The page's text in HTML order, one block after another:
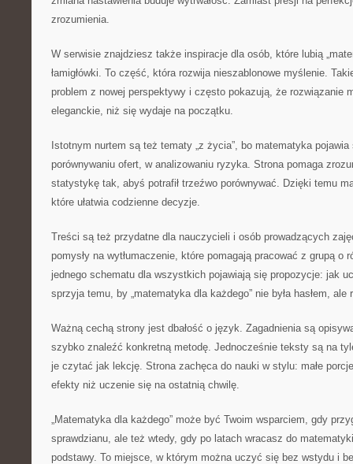
zrozumienia.
W serwisie znajdziesz także inspiracje dla osób, które lubią
łamigłówki. To część, która rozwija nieszablonowe myślenie.
problem z nowej perspektywy i często pokazują, że rozwiązanie
eleganckie, niż się wydaje na początku.
Istotnym nurtem są też tematy „z życia”, bo matematyka
porównywaniu ofert, w analizowaniu ryzyka. Strona pomaga
statystykę tak, abyś potrafił trzeźwo porównywać. Dzięki temu
które ułatwia codzienne decyzje.
Treści są też przydatne dla nauczycieli i osób prowadzących
pomysły na wytłumaczenie, które pomagają pracować z grupą o
jednego schematu dla wszystkich pojawiają się propozycje: jak
sprzyja temu, by „matematyka dla każdego” nie była hasłem, ale
Ważną cechą strony jest dbałość o język. Zagadnienia są
szybko znaleźć konkretną metodę. Jednocześnie teksty są na
je czytać jak lekcję. Strona zachęca do nauki w stylu: małe
efekty niż uczenie się na ostatnią chwilę.
„Matematyka dla każdego” może być Twoim wsparciem, gdy
sprawdzianu, ale też wtedy, gdy po latach wracasz do
podstawy. To miejsce, w którym można uczyć się bez wstydu i